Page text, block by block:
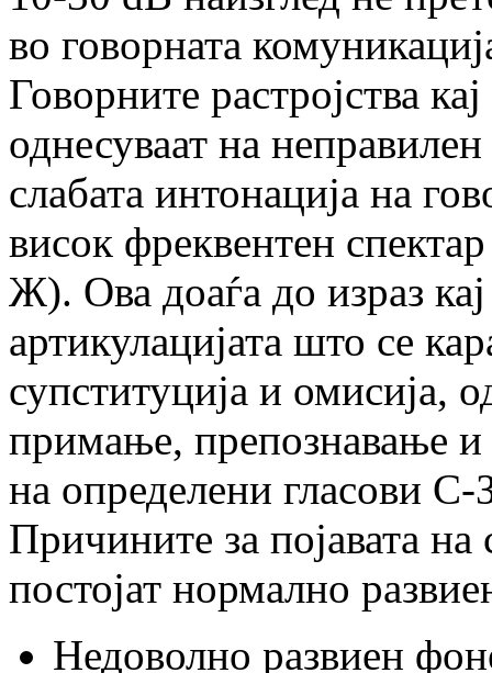
во говорната
Говорните растројства
однесуваат на
слабата интонација на
висок фреквентен
Ж). Ова доаѓа до израз
артикулацијата што се
супституција и омисија,
примање, препознавање и
на определени гласови
Причините за појавата на
постојат нормално
Недоволно развиен